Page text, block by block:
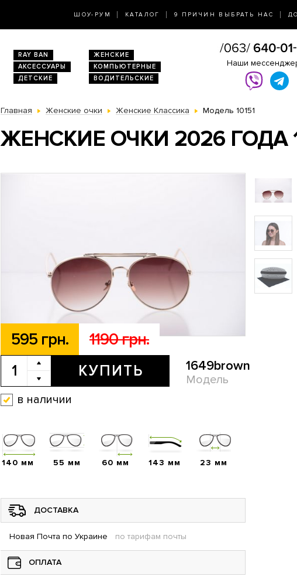
ШОУ-РУМ КАТАЛОГ 9 ПРИЧИН ВЫБРАТЬ НАС
RAY BAN
ЖЕНСКИЕ
АКСЕССУАРЫ
КОМПЬЮТЕРНЫЕ
ДЕТСКИЕ ВОДИТЕЛЬСКИЕ
Наши
Главная Женские очки Женские Классика Модель 10151
ЖЕНСКИЕ ОЧКИ 2026 ГОДА
595 грн. 1190 грн.
КУПИТЬ 1649brown
Модель
в наличии
140 мм
55 мм 60 мм 143 мм 23 мм
ДОСТАВКА
Новая Почта по Украине по тарифам почты
ОПЛАТА